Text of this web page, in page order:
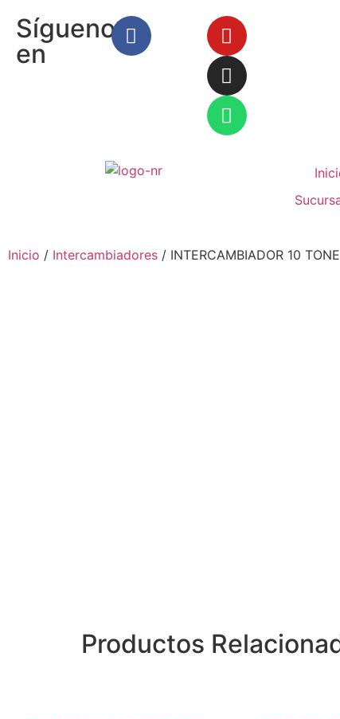
Síguenos
en
Inicio / Intercambiadores / INTERCAMBIADOR 10
Productos